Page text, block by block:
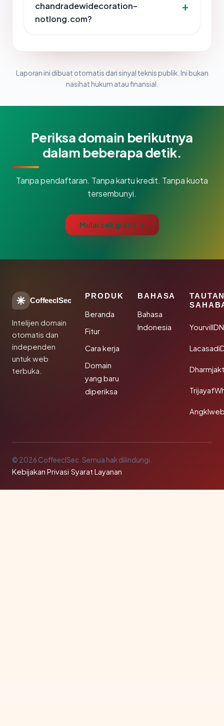
chandradewidecoration-
notlong.com?
Laporan ini dibuat otomatis dari sinyal teknis publik. Ini bukan
nasihat hukum atau finansial.
Periksa domain berikutnya
dalam beberapa detik.
Tanpa pendaftaran. Tanpa kartu kredit. Tanpa kuota
tersembunyi.
Mulai cek gratis →
CoffeeclSec
Intelijen domain
otomatis dan
independen
untuk web
terbuka.
PRODUK
Beranda
Fitur
Cara kerja
Domain
yang baru
diperiksa
BAHASA
Bahasa
Indonesia
© 2026 CoffeeclSec. Semua hak dilindungi.
Kebijakan Privasi·Syarat Layanan